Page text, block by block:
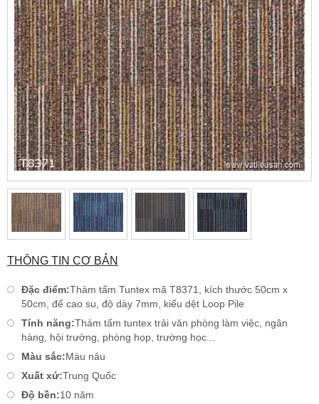
THÔNG TIN CƠ BẢN
Đặc điểm:Thảm tấm Tuntex mã T8371, kích thước 50cm x
50cm, đế cao su, độ dày 7mm, kiểu dệt Loop Pile
Tính năng:Thảm tấm tuntex trải văn phòng làm việc, ngân
hàng, hội trường, phòng họp, trường học...
Màu sắc:Màu nâu
Xuất xứ:Trung Quốc
Độ bền:10 năm